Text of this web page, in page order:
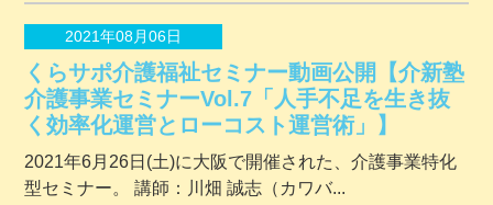
2021年08月06日
くらサポ介護福祉セミナー動画公開【介新塾
介護事業セミナーVol.7「人手不足を生き抜
く効率化運営とローコスト運営術」】
2021年6月26日(土)に大阪で開催された、介護事業特化
型セミナー。 講師：川畑 誠志（カワバ...